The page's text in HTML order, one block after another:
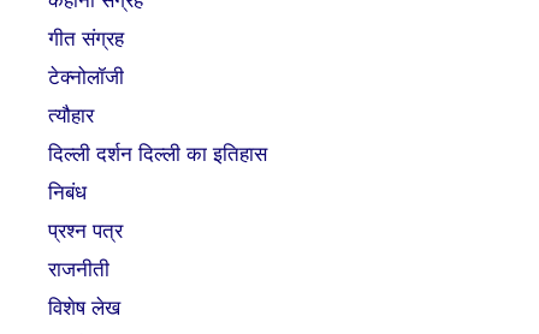
गीत संग्रह
टेक्नोलॉजी
त्यौहार
दिल्ली दर्शन दिल्ली का इतिहास
निबंध
प्रश्न पत्र
राजनीती
विशेष लेख